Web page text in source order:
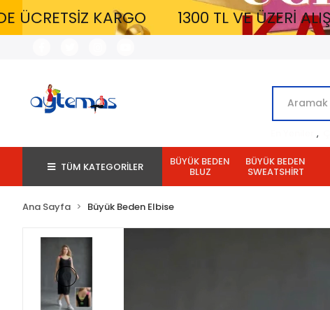
KARGO 1300 TL VE ÜZERİ
,
TÜM KATEGORİLER BÜYÜK BEDEN
BLUZ
BÜYÜK BEDEN
SWEATSHİRT
Ana Sayfa Büyük Beden Elbise